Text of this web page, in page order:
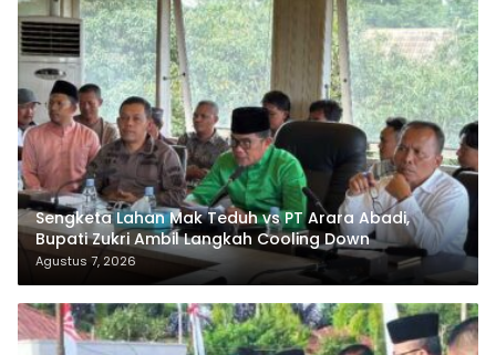
Sengketa Lahan Mak Teduh vs PT Arara Abadi,
Bupati Zukri Ambil Langkah Cooling Down
Agustus 7, 2026